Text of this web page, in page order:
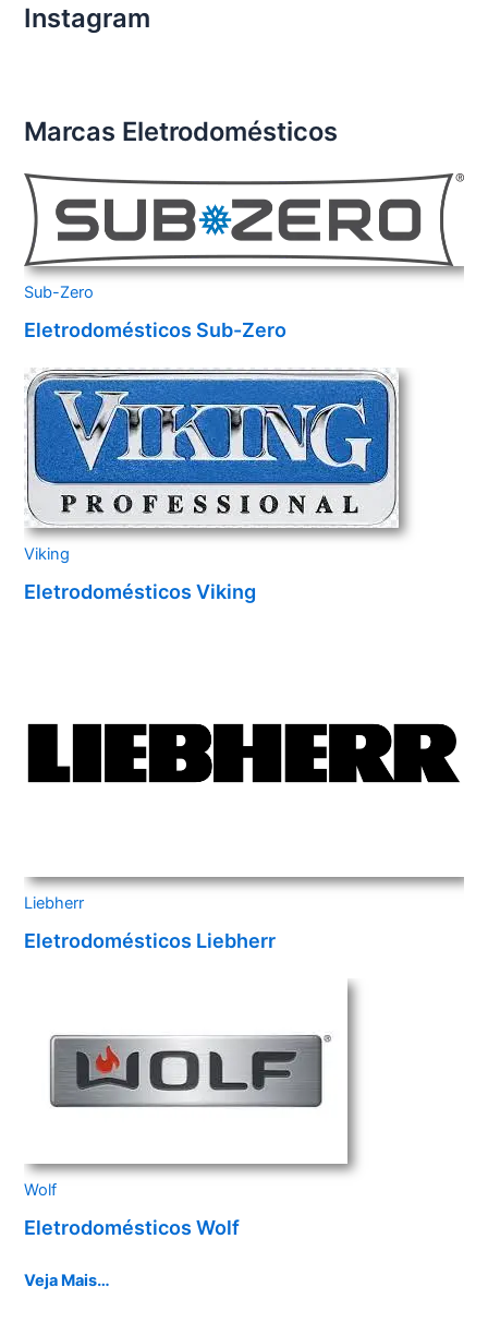
Instagram
Marcas Eletrodomésticos
Sub-Zero
Eletrodomésticos Sub-Zero
Viking
Eletrodomésticos Viking
Liebherr
Eletrodomésticos Liebherr
Wolf
Eletrodomésticos Wolf
Veja Mais…